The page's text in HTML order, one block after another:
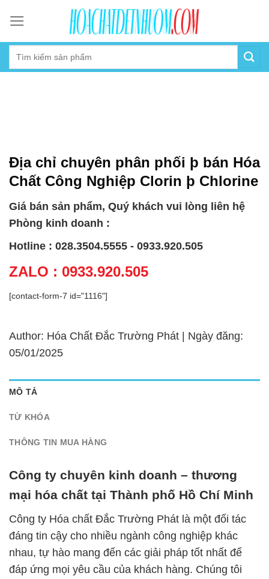
content
Địa chỉ chuyên phân phối þ bán Hóa
Chất Công Nghiệp Clorin þ Chlorine
Giá bán sản phẩm, Quý khách vui lòng liên hệ
Phòng kinh doanh :
Hotline : 028.3504.5555 - 0933.920.505
ZALO : 0933.920.505
[contact-form-7 id="1116"]
Author: Hóa Chất Đắc Trường Phát | Ngày đăng:
05/01/2025
MÔ TẢ
TỪ KHÓA
THÔNG TIN MUA HÀNG
Công ty chuyên kinh doanh – thương
mại hóa chất tại Thành phố Hồ Chí Minh
Công ty Hóa chất Đắc Trường Phát là một đối tác
đáng tin cậy cho nhiều ngành công nghiệp khác
nhau, tự hào mang đến các giải pháp tốt nhất để
đáp ứng mọi yêu cầu của khách hàng. Chúng tôi